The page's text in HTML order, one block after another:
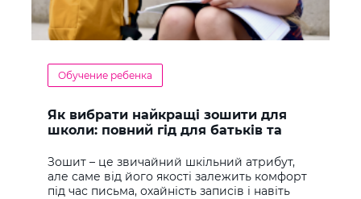
Обучение ребенка
Як вибрати найкращі зошити для
школи: повний гід для батьків та
Зошит – це звичайний шкільний атрибут,
але саме від його якості залежить комфорт
під час письма, охайність записів і навіть